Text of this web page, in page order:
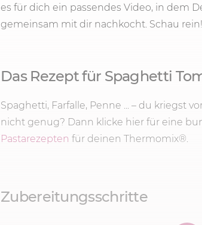
es für dich ein passendes Video, in dem
gemeinsam mit dir nachkocht. Schau rein!
Das Rezept für Spaghetti
Spaghetti, Farfalle, Penne ... – du kriegst
nicht genug? Dann klicke hier für eine
Pastarezepten für deinen Thermomix®.
Zubereitungsschritte